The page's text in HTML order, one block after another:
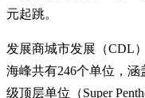
元起跳。
发展商城市发展（CDL
海峰共有246个单位，
级顶层单位（Super